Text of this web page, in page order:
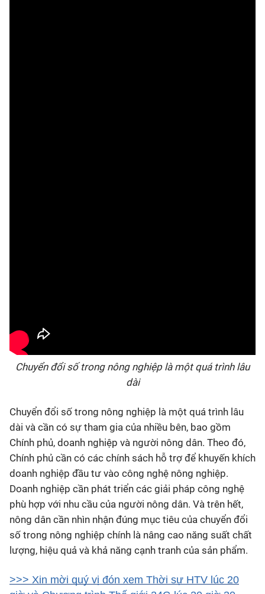
Chuyển đổi số trong nông nghiệp là một quá trình lâu
dài
Chuyển đổi số trong nông nghiệp là một quá trình lâu
dài và cần có sự tham gia của nhiều bên, bao gồm
Chính phủ, doanh nghiệp và người nông dân. Theo đó,
Chính phủ cần có các chính sách hỗ trợ để khuyến khích
doanh nghiệp đầu tư vào công nghệ nông nghiệp.
Doanh nghiệp cần phát triển các giải pháp công nghệ
phù hợp với nhu cầu của người nông dân. Và trên hết,
nông dân cần nhìn nhận đúng mục tiêu của chuyển đổi
số trong nông nghiệp chính là nâng cao năng suất chất
lượng, hiệu quả và khả năng cạnh tranh của sản phẩm.
>>> Xin mời quý vị đón xem Thời sự HTV lúc 20